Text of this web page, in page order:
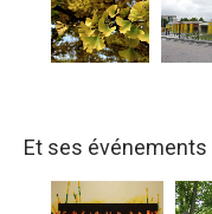
Et ses événements